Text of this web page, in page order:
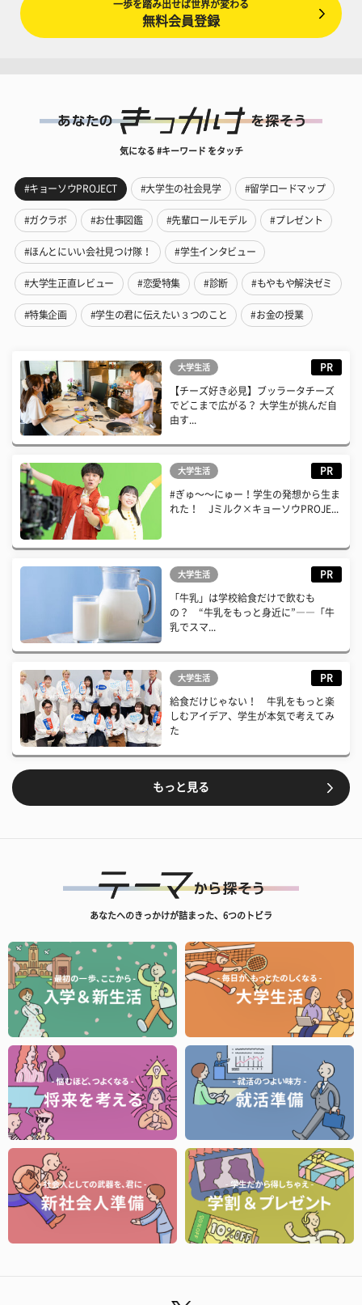
一歩を踏み出せば世界が変わる
無料会員登録
気になる #キーワード をタッチ
#キョーソウPROJECT #大学生の社会見学 #留学ロードマップ
#ガクラボ #お仕事図鑑 #先輩ロールモデル #プレゼント
#ほんとにいい会社見つけ隊！ #学生インタビュー
#大学生正直レビュー #恋愛特集 #診断 #もやもや解決ゼミ
#特集企画 #学生の君に伝えたい３つのこと #お金の授業
大学生活 PR
【チーズ好き必見】ブッラータチーズ
でどこまで広がる？ 大学生が挑んだ自
由す...
大学生活 PR
#ぎゅ〜〜にゅー！学生の発想から生ま
れた！ Jミルク×キョーソウPROJE...
大学生活 PR
「牛乳」は学校給食だけで飲むも
の？ “牛乳をもっと身近に”――「牛
乳でスマ...
大学生活 PR
給食だけじゃない！ 牛乳をもっと楽
しむアイデア、学生が本気で考えてみ
た
もっと見る
あなたへのきっかけが詰まった、6つのトビラ